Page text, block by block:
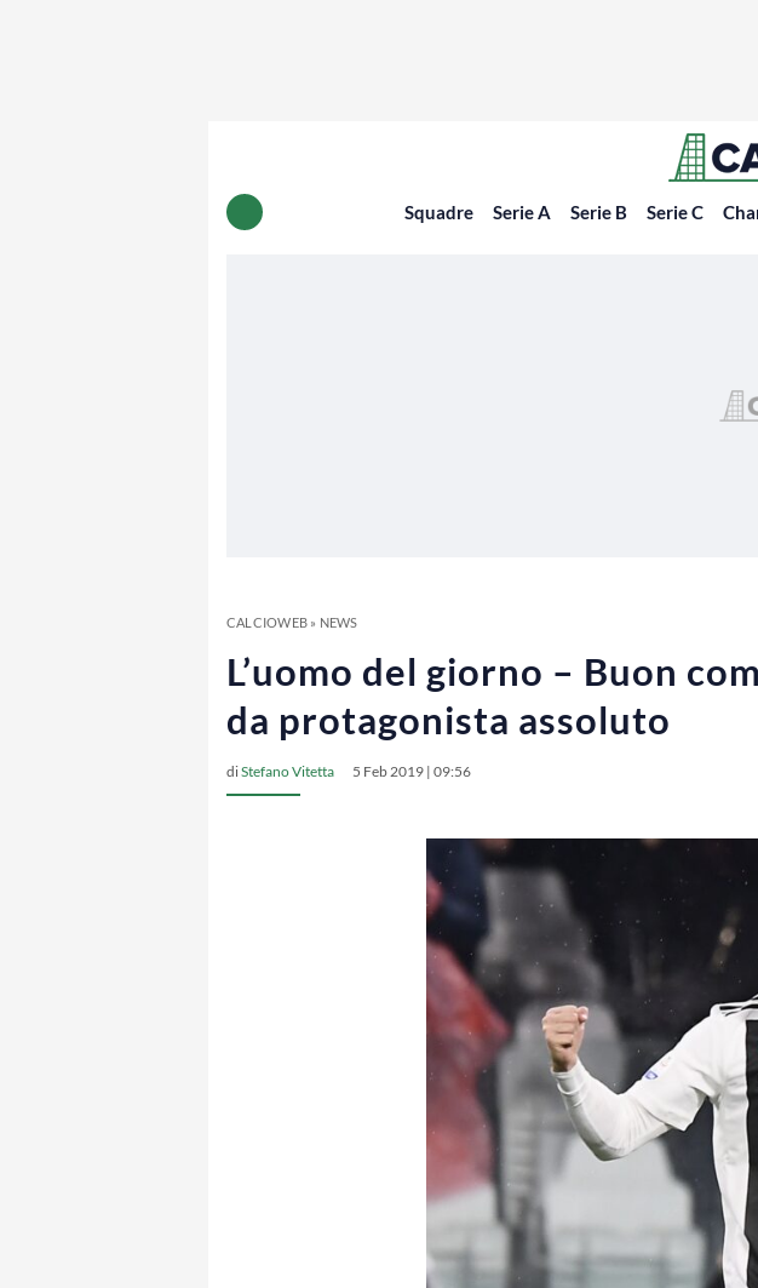
Squadre Serie A Serie B Serie C
CALCIOWEB» NEWS
L’uomo del giorno – Buon
da protagonista assoluto
diStefano Vitetta 5 Feb 2019 | 09:56